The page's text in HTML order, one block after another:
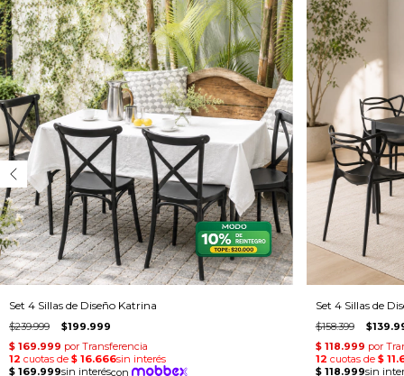
Set 4 Sillas de Diseño Katrina
$239.999 $199.999
Set 4 Sillas de
$158.399